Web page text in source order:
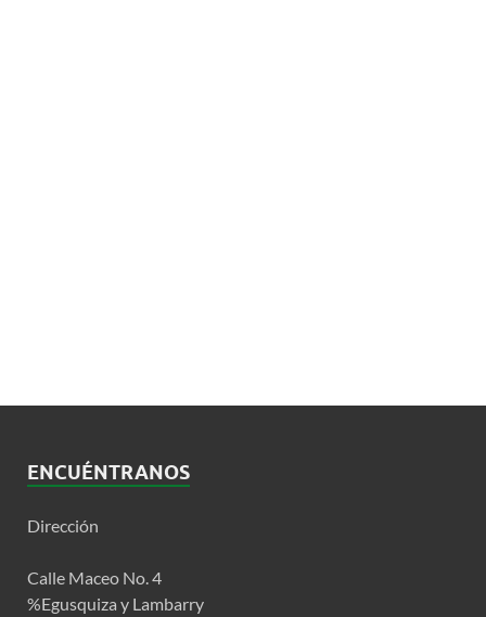
ENCUÉNTRANOS
Dirección
Calle Maceo No. 4
%Egusquiza y Lambarry